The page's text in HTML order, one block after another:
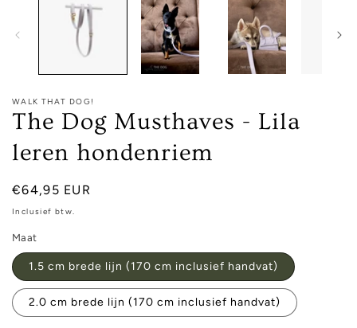
WALK THAT DOG!
The Dog Musthaves - Lila
leren hondenriem
Normale
prijs
€64,95 EUR
Inclusief btw.
Maat
1.5 cm brede lijn (170 cm inclusief handvat)
2.0 cm brede lijn (170 cm inclusief handvat)